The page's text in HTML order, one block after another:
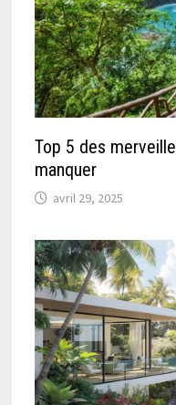
Top 5 des
manquer
avril 29, 2025